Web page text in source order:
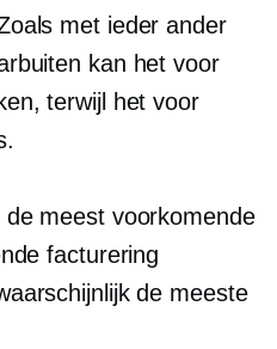
met ieder ander
kan het voor
terwijl het voor
meest voorkomende
facturering
de meeste